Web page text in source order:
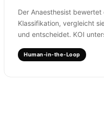
Der Anaesthesist
Klassifikation, vergleicht
und entscheidet. KOI
Human-in-the-Loop